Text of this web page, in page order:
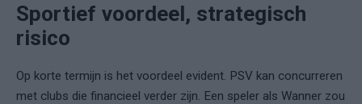
Sportief voordeel, strategisch
risico
Op korte termijn is het voordeel evident. PSV kan concurreren
met clubs die financieel verder zijn. Een speler als Wanner zou